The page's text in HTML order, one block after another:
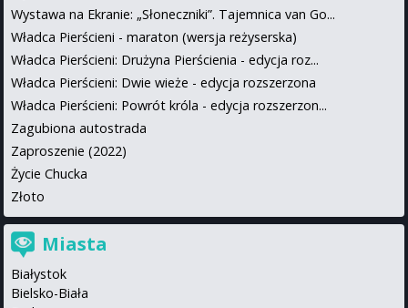
Wystawa na Ekranie: „Słoneczniki”. Tajemnica van Go...
Władca Pierścieni - maraton (wersja reżyserska)
Władca Pierścieni: Drużyna Pierścienia - edycja roz...
Władca Pierścieni: Dwie wieże - edycja rozszerzona
Władca Pierścieni: Powrót króla - edycja rozszerzon...
Zagubiona autostrada
Zaproszenie (2022)
Życie Chucka
Złoto
Miasta
Białystok
Bielsko-Biała